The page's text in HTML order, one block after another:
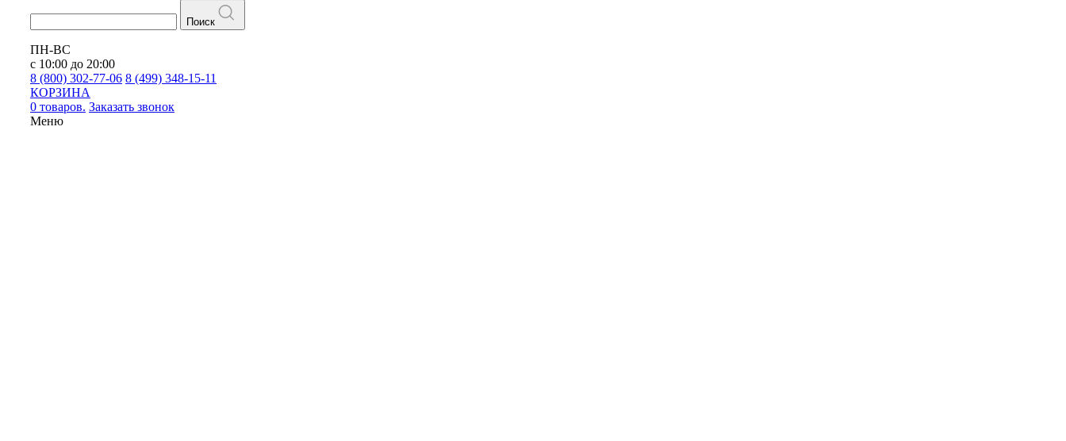
Поиск
ПН-ВС
с 10:00 до 20:00
8 (800) 302-77-06 8 (499) 348-15-11
КОРЗИНА
0 товаров. Заказать звонок
Меню